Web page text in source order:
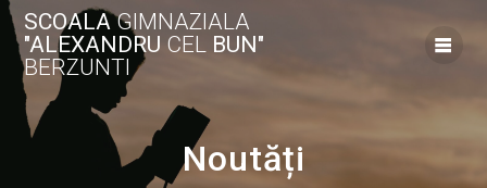
Skip
to
content
SCOALAGIMNAZIALA
"ALEXANDRU CEL BUN"
BERZUNTI
Noutăți